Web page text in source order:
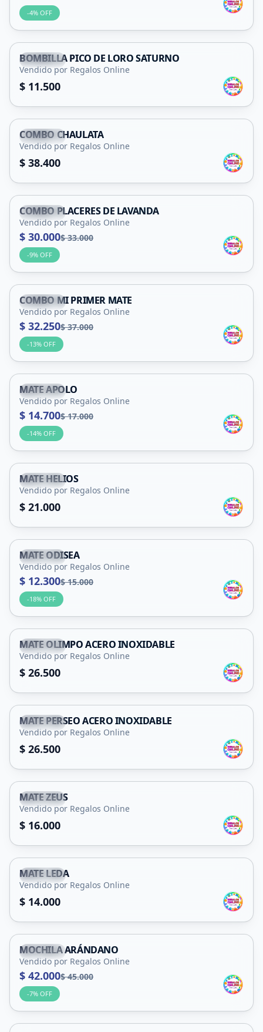
-4% OFF
Capital
BOMBILLA PICO DE LORO SATURNO
Vendido por Regalos Online
$ 11.500
Capital
COMBO CHAULATA
Vendido por Regalos Online
$ 38.400
Capital
COMBO PLACERES DE LAVANDA
Vendido por Regalos Online
$ 30.000$ 33.000
-9% OFF
Capital
COMBO MI PRIMER MATE
Vendido por Regalos Online
$ 32.250$ 37.000
-13% OFF
Capital
MATE APOLO
Vendido por Regalos Online
$ 14.700$ 17.000
-14% OFF
Capital
MATE HELIOS
Vendido por Regalos Online
$ 21.000
Capital
MATE ODISEA
Vendido por Regalos Online
$ 12.300$ 15.000
-18% OFF
Capital
MATE OLIMPO ACERO INOXIDABLE
Vendido por Regalos Online
$ 26.500
Capital
MATE PERSEO ACERO INOXIDABLE
Vendido por Regalos Online
$ 26.500
Capital
MATE ZEUS
Vendido por Regalos Online
$ 16.000
Capital
MATE LEDA
Vendido por Regalos Online
$ 14.000
Capital
MOCHILA ARÁNDANO
Vendido por Regalos Online
$ 42.000$ 45.000
-7% OFF